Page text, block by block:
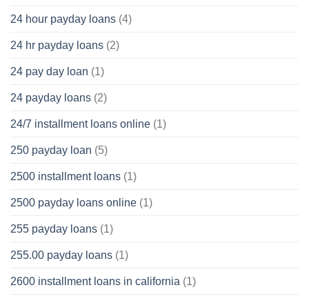
24 hour payday loans (4)
24 hr payday loans (2)
24 pay day loan (1)
24 payday loans (2)
24/7 installment loans online (1)
250 payday loan (5)
2500 installment loans (1)
2500 payday loans online (1)
255 payday loans (1)
255.00 payday loans (1)
2600 installment loans in california (1)